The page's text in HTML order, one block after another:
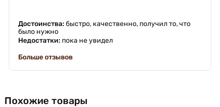
Достоинства: быстро, качественно, получил то, что
было нужно
Недостатки: пока не увидел
Больше отзывов
Похожие товары